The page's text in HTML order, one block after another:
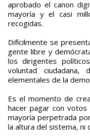
aprobado el canon
mayoría y el casi
recogidas.
Difícilmente se
gente libre y
los dirigentes
voluntad ciudadana,
elementales de la
Es el momento de
hacer pagar con votos
mayoría perpetrada
la altura del sistema, ni